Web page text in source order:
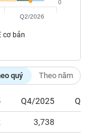
cơ bản
0
Q2/2026
quý Theo năm
Q4/2025
3,738